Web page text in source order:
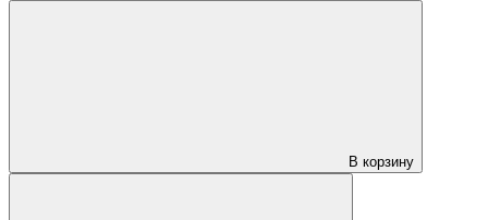
В корзину